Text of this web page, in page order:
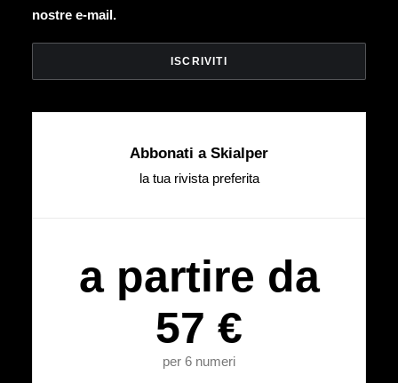
nostre e-mail.
Abbonati a Skialper
la tua rivista preferita
a partire da
57 €
per 6 numeri